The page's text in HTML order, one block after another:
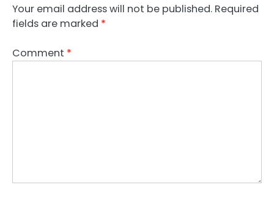
Your email address will not be published. Required
fields are marked *
Comment *